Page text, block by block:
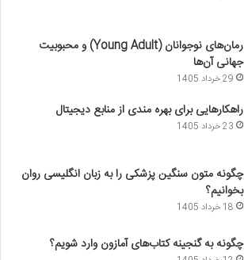
رمان‌های نوجوانان (Young Adult) و محبوبیت
جهانی آن‌ها
29 خرداد 1405
راهکارهایی برای بهره مندی از منابع دیجیتال
23 خرداد 1405
چگونه متون سنگین پزشکی را به زبان انگلیسی روان
بخوانیم؟
18 خرداد 1405
چگونه به گنجینه کتاب‌های آمازون وارد شویم؟